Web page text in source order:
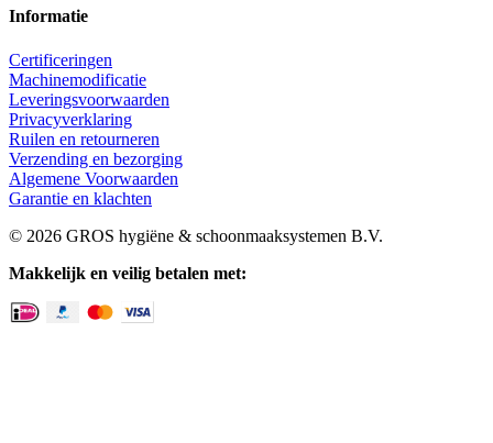
Informatie
Certificeringen
Machinemodificatie
Leveringsvoorwaarden
Privacyverklaring
Ruilen en retourneren
Verzending en bezorging
Algemene Voorwaarden
Garantie en klachten
© 2026 GROS hygiëne & schoonmaaksystemen B.V.
Makkelijk en veilig betalen met: